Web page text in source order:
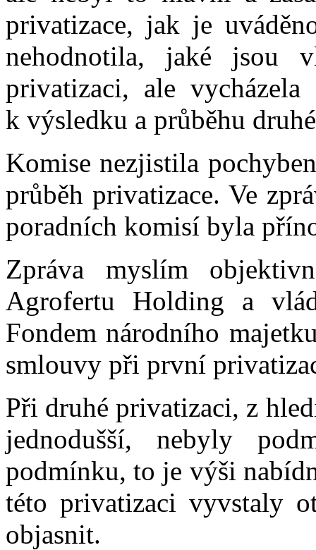
privatizace, jak je
nehodnotila, jaké jsou
privatizaci, ale vycházela
k výsledku a průběhu
Komise nezjistila
průběh privatizace. Ve
poradních komisí byla
Zpráva myslím
Agrofertu Holding a
Fondem národního
smlouvy při první
Při druhé privatizaci, z
jednodušší, nebyly
podmínku, to je výši
této privatizaci vyvstaly
objasnit.